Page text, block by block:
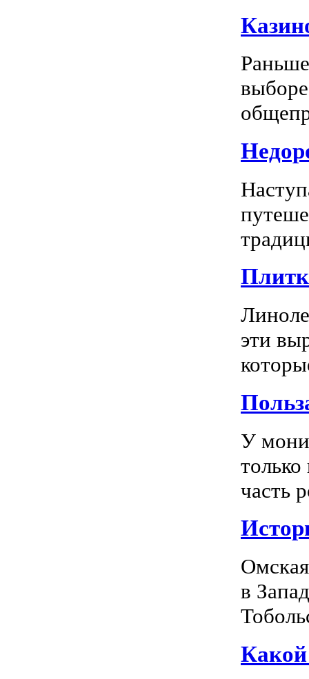
эти
У
часть
в